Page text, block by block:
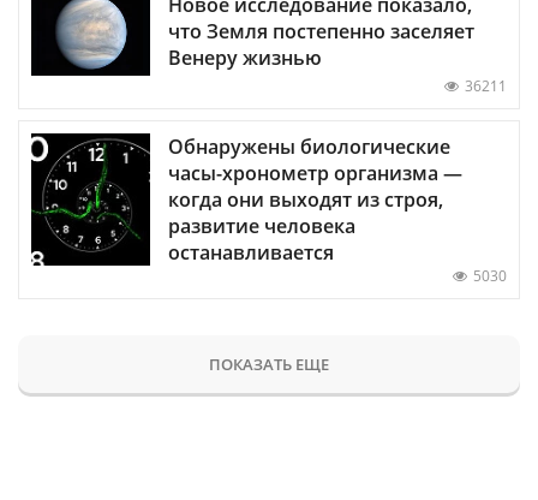
что Земля постепенно заселяет
Венеру жизнью
36211
Обнаружены биологические
часы-хронометр организма —
когда они выходят из строя,
развитие человека
останавливается
5030
ПОКАЗАТЬ ЕЩЕ